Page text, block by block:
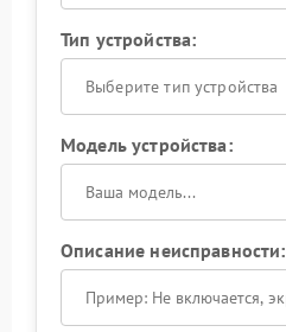
Тип устройства:
Выберите тип устройства
Модель устройства:
Описание неисправности: